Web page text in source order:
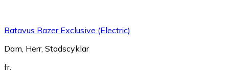
Batavus Razer Exclusive (Electric)
Dam, Herr, Stadscyklar
fr.